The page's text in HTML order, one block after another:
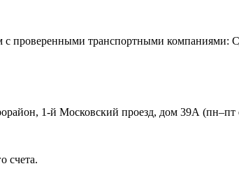
с проверенными транспортными
1-й Московский проезд, дом 39А (пн–пт
счета.